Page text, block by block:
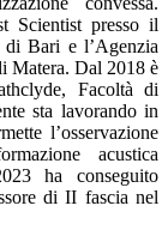
Scientist presso il
di Bari e l’Agenzia
Matera. Dal 2018 è
Facoltà di
sta lavorando in
l’osservazione
acustica
ha conseguito
di II fascia nel